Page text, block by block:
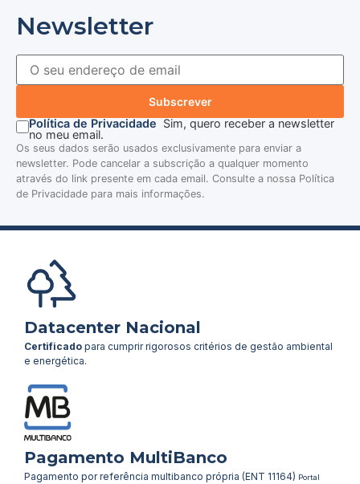
Newsletter
Subscrever
Política de Privacidade Sim, quero receber a newsletter
no meu email.
Os seus dados serão usados exclusivamente para enviar a
newsletter. Pode cancelar a subscrição a qualquer momento
através do link presente em cada email. Consulte a nossa Política
de Privacidade para mais informações.
Datacenter Nacional
Certificado para cumprir rigorosos critérios de gestão ambiental
e energética.
Pagamento MultiBanco
Pagamento por referência multibanco própria (ENT 11164) Portal